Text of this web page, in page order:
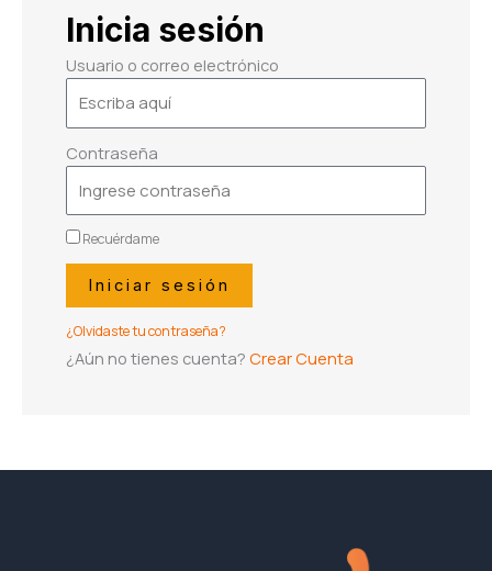
Inicia sesión
Usuario o correo electrónico
Contraseña
Recuérdame
Iniciar sesión
¿Olvidaste tu contraseña?
¿Aún no tienes cuenta? Crear Cuenta